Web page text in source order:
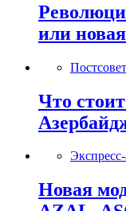
или
Что
Новая